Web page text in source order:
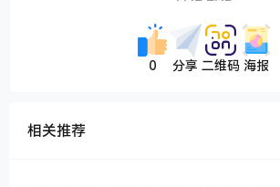
0 分享 二维码 海报
相关推荐